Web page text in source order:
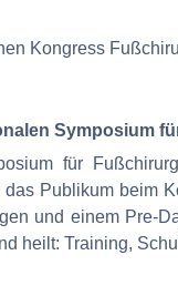
Symposium
für
Publikum beim
und einem Pre-
heilt: Training,